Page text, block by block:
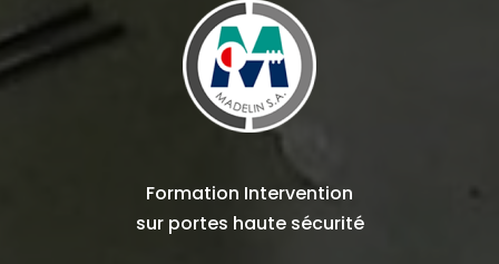
Formation Intervention
sur portes haute sécurité